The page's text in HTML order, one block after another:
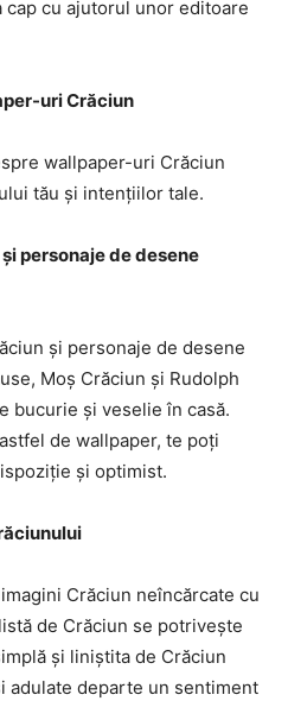
cu ajutorul unor editoare
uri Crăciun
wallpaper-uri Crăciun
tău și intențiilor tale.
personaje de desene
și personaje de desene
Moș Crăciun și Rudolph
bucurie și veselie în casă.
de wallpaper, te poți
și optimist.
Crăciun neîncărcate cu
de Crăciun se potrivește
și liniștita de Crăciun
adulate departe un sentiment